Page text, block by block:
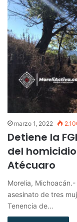
marzo 1, 2022
Detiene la
del
Atécuaro
Morelia,
asesinato de tres
Tenencia de…